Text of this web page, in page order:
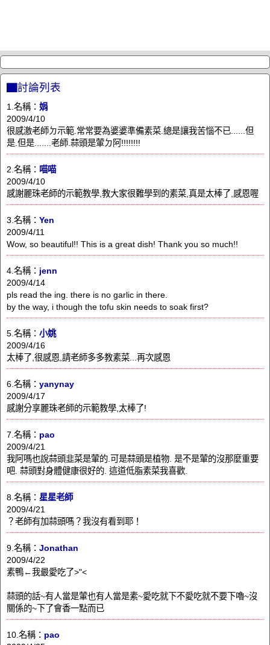
▇討論列表
1.名稱： 娟
2009/4/10
很感激老師ㄉ示範.常常要為婆婆準備素菜.總是讓我苦惱不已......但
是.但是.......老師.蒜頭是葷ㄉ阿!!!!!!!!
2.名稱： 喵喵
2009/4/10
感謝麗珠老師的示範教學,教大家很難學到的素菜,真是太棒了,感恩喔
3.名稱： Yen
2009/4/11
Wow, so beautiful!! This is a great dish! Thank you so much!!
4.名稱： jenn
2009/4/14
pls read the ing. there is no garlic in there.
by the way, i though the tofu skin needs to soak first?
5.名稱： 小姚
2009/4/16
太棒了,很感恩,請老師多多教素菜...再次感恩
6.名稱： yanynay
2009/4/17
感謝分享麗珠老師的示範教學,太棒了!
7.名稱： pao
2009/4/21
我阿嗎也說蒜頭韭菜是葷的.可是蒜頭是植物. 是不是葷的沒那麼重要
吧. 蒜頭對身體健康很好的. 這道低脂素菜我喜歡.
8.名稱： 星星老師
2009/4/21
？老師有加蒜頭嗎？我沒有看到耶！
9.名稱： Jonathan
2009/4/22
素鴨←我最愛吃了>"<
蒜頭的話~有人當是葷也有人當是素~愛吃就下不愛吃就不要下嚕~沒
關係的~下了會香一點而已
10.名稱： pao